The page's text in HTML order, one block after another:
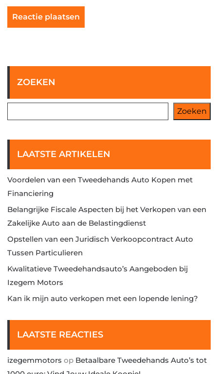
ZOEKEN
Zoeken
LAATSTE ARTIKELEN
Voordelen van een Tweedehands Auto Kopen met
Financiering
Belangrijke Fiscale Aspecten bij het Verkopen van een
Zakelijke Auto aan de Belastingdienst
Opstellen van een Juridisch Verkoopcontract Auto
Tussen Particulieren
Kwalitatieve Tweedehandsauto’s Aangeboden bij
Izegem Motors
Kan ik mijn auto verkopen met een lopende lening?
LAATSTE REACTIES
izegemmotors op Betaalbare Tweedehands Auto’s tot